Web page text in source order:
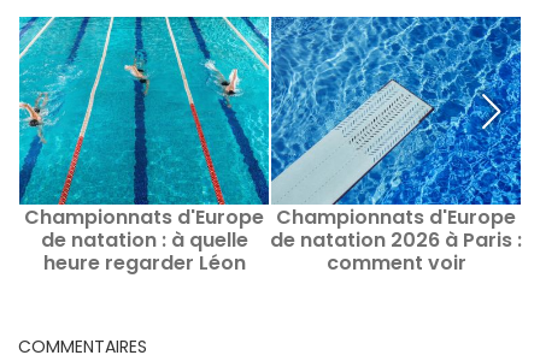
Championnats d'Europe
de natation : à quelle
heure regarder Léon
Championnats d'Europe
de natation 2026 à Paris :
comment voir
COMMENTAIRES